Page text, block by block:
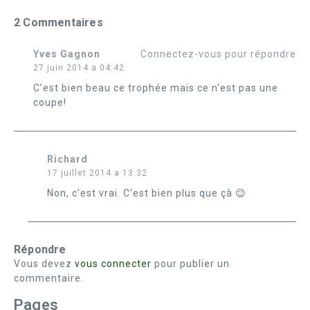
2 Commentaires
Yves Gagnon
27 juin 2014 a 04:42
Connectez-vous pour répondre
C’est bien beau ce trophée mais ce n’est pas une
coupe!
Richard
17 juillet 2014 a 13:32
Non, c’est vrai. C’est bien plus que çà 😉
Répondre
Vous devez vous connecter pour publier un
commentaire.
Pages